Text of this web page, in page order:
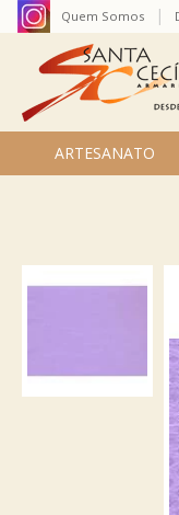
ARTESANATO
Quem Somos